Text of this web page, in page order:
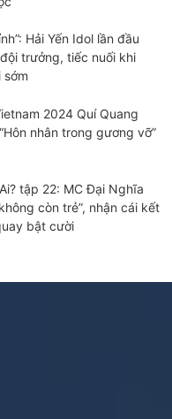
Hải Yến Idol lần đầu
trưởng, tiếc nuối khi
sớm
2024 Quí Quang
nhân trong gương vỡ”
tập 22: MC Đại Nghĩa
còn trẻ”, nhận cái kết
bật cười